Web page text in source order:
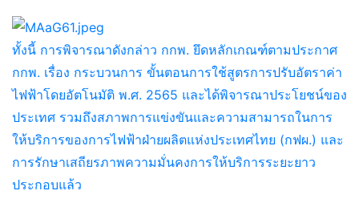
ทั้งนี้ การพิจารณาดังกล่าว กกพ. ยึดหลักเกณฑ์ตามประกาศ
กกพ. เรื่อง กระบวนการ ขั้นตอนการใช้สูตรการปรับอัตราค่า
ไฟฟ้าโดยอัตโนมัติ พ.ศ. 2565 และได้พิจารณาประโยชน์ของ
ประเทศ รวมถึงสภาพการแข่งขันและความสามารถในการ
ให้บริการของการไฟฟ้าฝ่ายผลิตแห่งประเทศไทย (กฟผ.) และ
การรักษาเสถียรภาพความมั่นคงการให้บริการระยะยาว
ประกอบแล้ว